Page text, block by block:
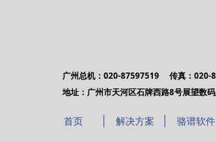
广州总机：020-87597519 传真：020-
地址：广州市天河区石牌西路8号展望数
首页 解决方案 骆谱软件